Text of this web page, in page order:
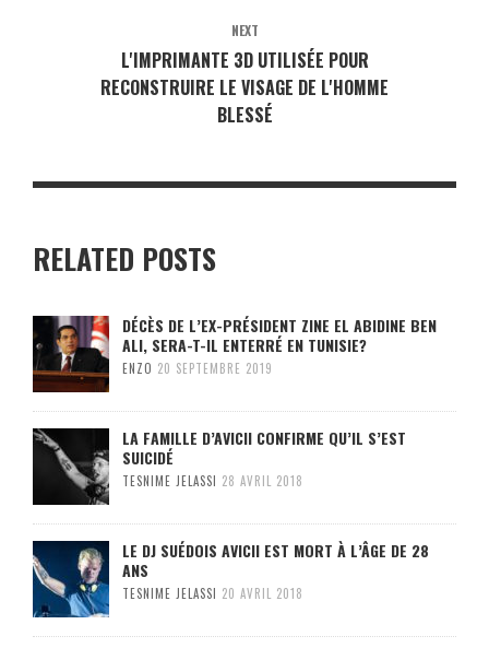
NEXT
L'IMPRIMANTE 3D UTILISÉE POUR
RECONSTRUIRE LE VISAGE DE L'HOMME
BLESSÉ
RELATED POSTS
DÉCÈS DE L’EX-PRÉSIDENT ZINE EL ABIDINE BEN
ALI, SERA-T-IL ENTERRÉ EN TUNISIE?
ENZO 20 SEPTEMBRE 2019
LA FAMILLE D’AVICII CONFIRME QU’IL S’EST
SUICIDÉ
TESNIME JELASSI 28 AVRIL 2018
LE DJ SUÉDOIS AVICII EST MORT À L’ÂGE DE 28
ANS
TESNIME JELASSI 20 AVRIL 2018